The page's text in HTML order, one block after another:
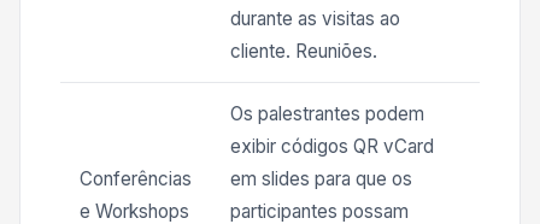
durante as visitas ao
cliente. Reuniões.
Conferências
e Workshops
Os palestrantes podem
exibir códigos QR vCard
em slides para que os
participantes possam